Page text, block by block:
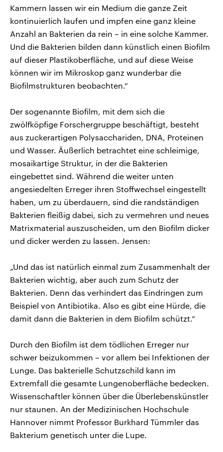
Kammern lassen wir ein Medium die ganze Zeit
kontinuierlich laufen und impfen eine ganz kleine
Anzahl an Bakterien da rein – in eine solche Kammer.
Und die Bakterien bilden dann künstlich einen Biofilm
auf dieser Plastikoberfläche, und auf diese Weise
können wir im Mikroskop ganz wunderbar die
Biofilmstrukturen beobachten.“
Der sogenannte Biofilm, mit dem sich die
zwölfköpfige Forschergruppe beschäftigt, besteht
aus zuckerartigen Polysacchariden, DNA, Proteinen
und Wasser. Äußerlich betrachtet eine schleimige,
mosaikartige Struktur, in der die Bakterien
eingebettet sind. Während die weiter unten
angesiedelten Erreger ihren Stoffwechsel eingestellt
haben, um zu überdauern, sind die randständigen
Bakterien fleißig dabei, sich zu vermehren und neues
Matrixmaterial auszuscheiden, um den Biofilm dicker
und dicker werden zu lassen. Jensen:
„Und das ist natürlich einmal zum Zusammenhalt der
Bakterien wichtig, aber auch zum Schutz der
Bakterien. Denn das verhindert das Eindringen zum
Beispiel von Antibiotika. Also es gibt eine Hürde, die
damit dann die Bakterien in dem Biofilm schützt.“
Durch den Biofilm ist dem tödlichen Erreger nur
schwer beizukommen – vor allem bei Infektionen der
Lunge. Das bakterielle Schutzschild kann im
Extremfall die gesamte Lungenoberfläche bedecken.
Wissenschaftler können über die Überlebenskünstler
nur staunen. An der Medizinischen Hochschule
Hannover nimmt Professor Burkhard Tümmler das
Bakterium genetisch unter die Lupe.